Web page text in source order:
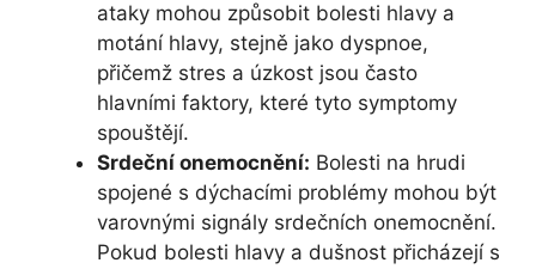
ataky mohou způsobit bolesti hlavy a
motání hlavy, stejně jako dyspnoe,
přičemž stres a úzkost jsou často
hlavními faktory, které tyto symptomy
spouštějí.
Srdeční onemocnění: Bolesti na hrudi
spojené s dýchacími problémy mohou být
varovnými signály srdečních onemocnění.
Pokud bolesti hlavy a dušnost přicházejí s